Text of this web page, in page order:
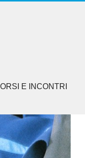
E INCONTRI